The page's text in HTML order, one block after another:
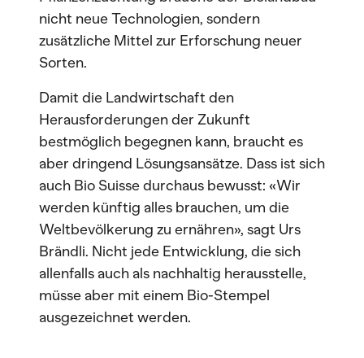
nicht neue Technologien, sondern
zusätzliche Mittel zur Erforschung neuer
Sorten.
Damit die Landwirtschaft den
Herausforderungen der Zukunft
bestmöglich begegnen kann, braucht es
aber dringend Lösungsansätze. Dass ist sich
auch Bio Suisse durchaus bewusst: «Wir
werden künftig alles brauchen, um die
Weltbevölkerung zu ernähren», sagt Urs
Brändli. Nicht jede Entwicklung, die sich
allenfalls auch als nachhaltig herausstelle,
müsse aber mit einem Bio-Stempel
ausgezeichnet werden.